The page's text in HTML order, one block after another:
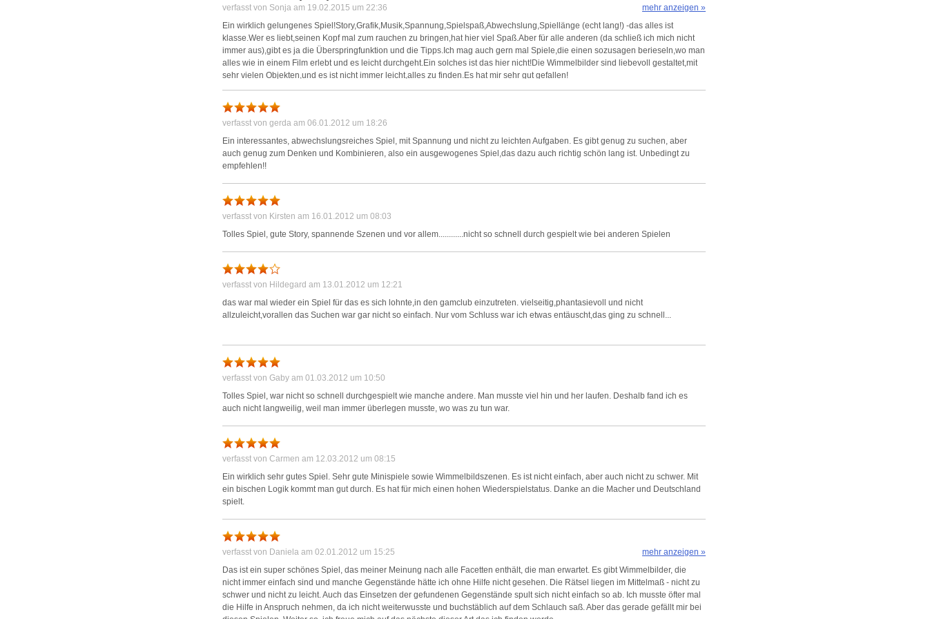
verfasst von Sonja am 19.02.2015 um 22:36
Ein wirklich gelungenes Spiel!Story,Grafik,Musik,Spannung,Spielspaß,Abwechslung,Spiellänge (echt lang!) -das alles ist
klasse.Wer es liebt,seinen Kopf mal zum rauchen zu bringen,hat hier viel Spaß.Aber für alle anderen (da schließ ich mich nicht
immer aus),gibt es ja die Überspringfunktion und die Tipps.Ich mag auch gern mal Spiele,die einen sozusagen berieseln,wo man
alles wie in einem Film erlebt und es leicht durchgeht.Ein solches ist das hier nicht!Die Wimmelbilder sind liebevoll gestaltet,mit
sehr vielen Objekten,und es ist nicht immer leicht,alles zu finden.Es hat mir sehr gut gefallen!
mehr anzeigen »
verfasst von gerda am 06.01.2012 um 18:26
Ein interessantes, abwechslungsreiches Spiel, mit Spannung und nicht zu leichten Aufgaben. Es gibt genug zu suchen, aber
auch genug zum Denken und Kombinieren, also ein ausgewogenes Spiel,das dazu auch richtig schön lang ist. Unbedingt zu
empfehlen!!
verfasst von Kirsten am 16.01.2012 um 08:03
Tolles Spiel, gute Story, spannende Szenen und vor allem............nicht so schnell durch gespielt wie bei anderen Spielen
verfasst von Hildegard am 13.01.2012 um 12:21
das war mal wieder ein Spiel für das es sich lohnte,in den gamclub einzutreten. vielseitig,phantasievoll und nicht
allzuleicht,vorallen das Suchen war gar nicht so einfach. Nur vom Schluss war ich etwas entäuscht,das ging zu schnell...
verfasst von Gaby am 01.03.2012 um 10:50
Tolles Spiel, war nicht so schnell durchgespielt wie manche andere. Man musste viel hin und her laufen. Deshalb fand ich es
auch nicht langweilig, weil man immer überlegen musste, wo was zu tun war.
verfasst von Carmen am 12.03.2012 um 08:15
Ein wirklich sehr gutes Spiel. Sehr gute Minispiele sowie Wimmelbildszenen. Es ist nicht einfach, aber auch nicht zu schwer. Mit
ein bischen Logik kommt man gut durch. Es hat für mich einen hohen Wiederspielstatus. Danke an die Macher und Deutschland
spielt.
verfasst von Daniela am 02.01.2012 um 15:25
Das ist ein super schönes Spiel, das meiner Meinung nach alle Facetten enthält, die man erwartet. Es gibt Wimmelbilder, die
nicht immer einfach sind und manche Gegenstände hätte ich ohne Hilfe nicht gesehen. Die Rätsel liegen im Mittelmaß - nicht zu
schwer und nicht zu leicht. Auch das Einsetzen der gefundenen Gegenstände spult sich nicht einfach so ab. Ich musste öfter mal
die Hilfe in Anspruch nehmen, da ich nicht weiterwusste und buchstäblich auf dem Schlauch saß. Aber das gerade gefällt mir bei
mehr anzeigen »